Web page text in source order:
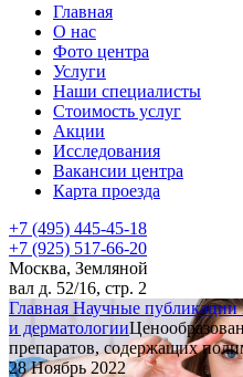
Главная
О нас
Фото центра
Услуги
Наши специалисты
Стоимость услуг
Акции
Исследования
Вакансии центра
Карта проезда
+7 (495) 445-45-18
+7 (925) 517-66-20
Москва, Земляной
вал д. 52/16, стр. 2
Главная Научные публикации
и дерматологии
препаратов, содержащих
28 Ноябрь 2022